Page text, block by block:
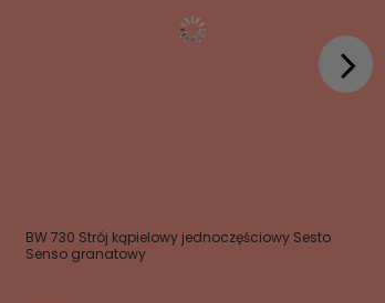
BW 730 Strój kąpielowy jednoczęściowy Sesto
Senso granatowy